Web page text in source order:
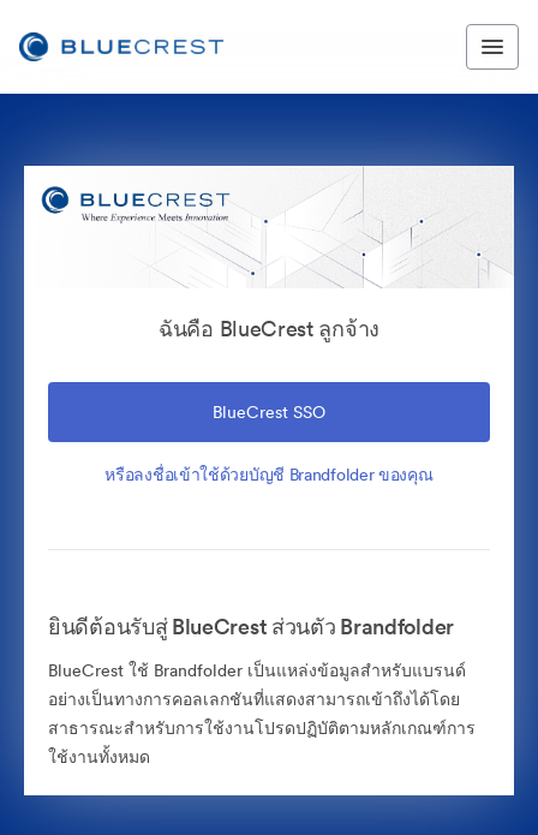
ฉันคือ BlueCrest ลูกจ้าง
BlueCrest SSO
หรือลงชื่อเข้าใช้ด้วยบัญชี Brandfolder ของคุณ
ยินดีต้อนรับสู่ BlueCrest ส่วนตัว Brandfolder
BlueCrest ใช้ Brandfolder เป็นแหล่งข้อมูลสำหรับแบรนด์
อย่างเป็นทางการคอลเลกชันที่แสดงสามารถเข้าถึงได้โดย
สาธารณะสำหรับการใช้งานโปรดปฏิบัติตามหลักเกณฑ์การ
ใช้งานทั้งหมด